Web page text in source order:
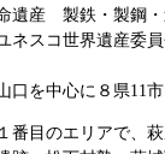
遺産 製鉄・製鋼・
ネスコ世界遺産委
を中心に８県11市
番目のエリアで、